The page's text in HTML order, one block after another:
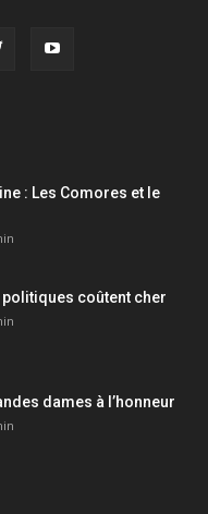
: Les Comores et le
coûtent cher
dames à l’honneur